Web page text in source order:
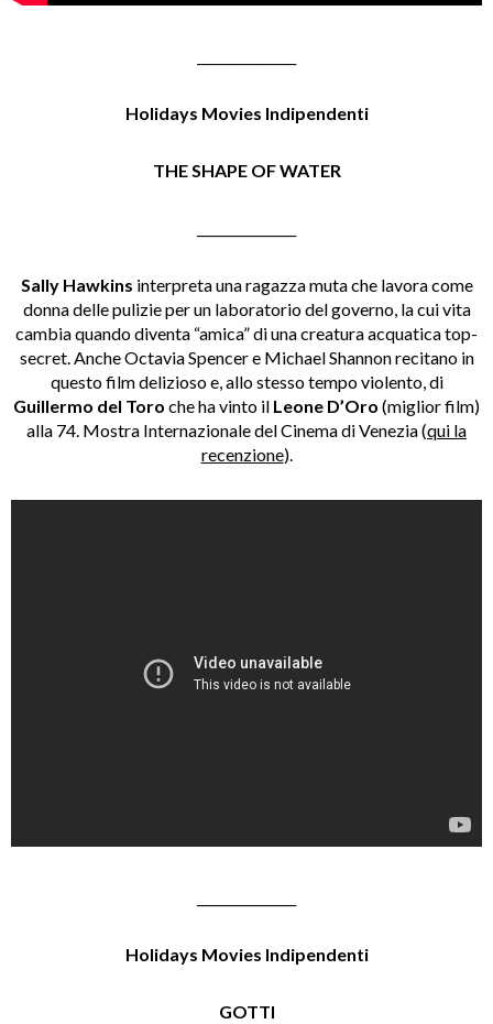
Holidays Movies Indipendenti
THE SHAPE OF WATER
Sally Hawkins interpreta una ragazza muta che lavora come
donna delle pulizie per un laboratorio del governo, la cui vita
cambia quando diventa “amica” di una creatura acquatica top-
secret. Anche Octavia Spencer e Michael Shannon recitano in
questo film delizioso e, allo stesso tempo violento, di
Guillermo del Toro che ha vinto il Leone D’Oro (miglior film)
alla 74. Mostra Internazionale del Cinema di Venezia (qui la
recenzione).
Holidays Movies Indipendenti
GOTTI